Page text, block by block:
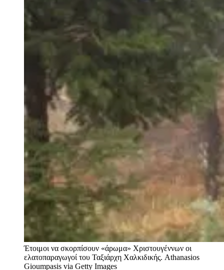
Έτοιμοι να σκορπίσουν «άρωμα» Χριστουγέννων οι
ελατοπαραγωγοί του Ταξιάρχη Χαλκιδικής. Athanasios
Gioumpasis via Getty Images